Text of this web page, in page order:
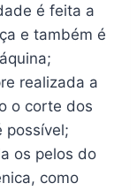
é feita a
e também é
realizada a
o corte dos
possível;
os pelos do
como